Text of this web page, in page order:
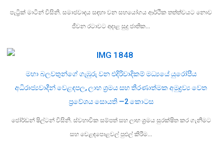
පැට්‍රික් මාටින් විසිනි. සමාජවාදය සඳහා වන සහයෝගය ආර්ථික තත්ත්වයට නොව
ජීවන රටාවට අදාළ සුදු ජාතික…
මහා බලවතුන්ගේ ගැඹුරු වන එදිරිවාදිකම් මධ්‍යයේ යුරෝපීය
අධිරාජ්‍යවාදීන් වෙළඳපල, ලාභ ශ්‍රමය සහ තීරණාත්මක අමුද්‍රව්‍ය වෙත
ප්‍රවේශය සොයති —2 කොටස
ජෝර්ඩන් ෂිල්ටන් විසිනි. ස්වභාවික සම්පත් සහ ලාභ ශ්‍රමය සුරක්ෂිත කර ගැනීමට
සහ වෙළඳපොළවල් පුළුල් කිරීම…